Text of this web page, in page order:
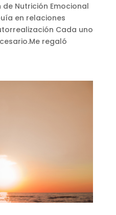
Nutrición Emocional
en relaciones
Cada uno
regaló